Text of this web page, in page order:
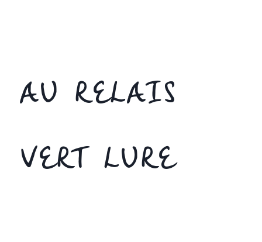
AU RELAIS
VERT LURE